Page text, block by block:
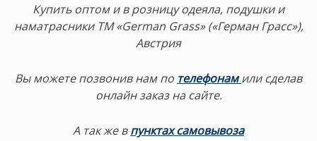
Купить оптом и в розницу одеяла, подушки и
наматрасники ТМ «German Grass» («Герман Грасс»),
Австрия
Вы можете позвонив нам по телефонам или сделав
онлайн заказ на сайте.
А так же в пунктах самовывоза